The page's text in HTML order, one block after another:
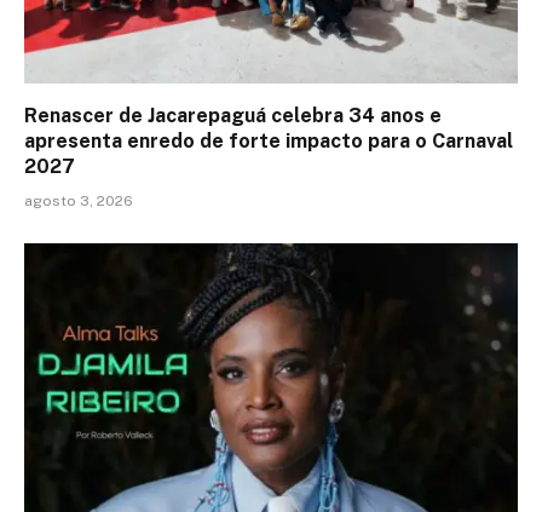
Renascer de Jacarepaguá celebra 34 anos e
apresenta enredo de forte impacto para o Carnaval
2027
agosto 3, 2026